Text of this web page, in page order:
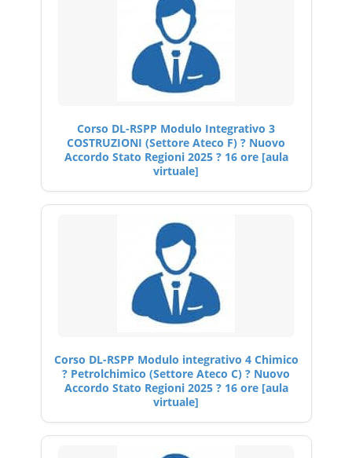
Corso DL-RSPP Modulo Integrativo 3
COSTRUZIONI (Settore Ateco F) ? Nuovo
Accordo Stato Regioni 2025 ? 16 ore [aula
virtuale]
Corso DL-RSPP Modulo integrativo 4 Chimico
? Petrolchimico (Settore Ateco C) ? Nuovo
Accordo Stato Regioni 2025 ? 16 ore [aula
virtuale]